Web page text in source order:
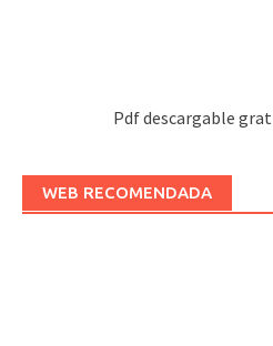
Pdf descargable
WEB RECOMENDADA